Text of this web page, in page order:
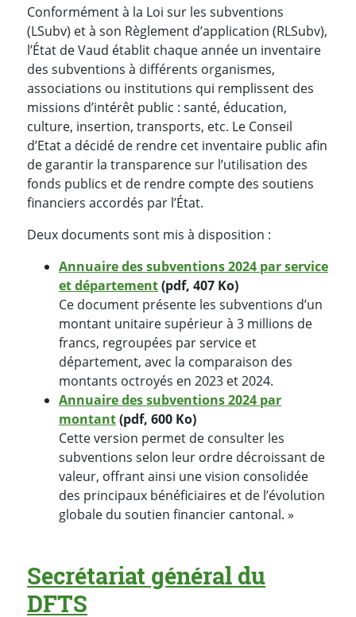
Conformément à la Loi sur les subventions
(LSubv) et à son Règlement d’application (RLSubv),
l’État de Vaud établit chaque année un inventaire
des subventions à différents organismes,
associations ou institutions qui remplissent des
missions d’intérêt public : santé, éducation,
culture, insertion, transports, etc. Le Conseil
d’Etat a décidé de rendre cet inventaire public afin
de garantir la transparence sur l’utilisation des
fonds publics et de rendre compte des soutiens
financiers accordés par l’État.
Deux documents sont mis à disposition :
Annuaire des subventions 2024 par service
et département(pdf, 407 Ko)
Ce document présente les subventions d’un
montant unitaire supérieur à 3 millions de
francs, regroupées par service et
département, avec la comparaison des
montants octroyés en 2023 et 2024.
Annuaire des subventions 2024 par
montant(pdf, 600 Ko)
Cette version permet de consulter les
subventions selon leur ordre décroissant de
valeur, offrant ainsi une vision consolidée
des principaux bénéficiaires et de l’évolution
globale du soutien financier cantonal. »
Secrétariat général du
DFTS